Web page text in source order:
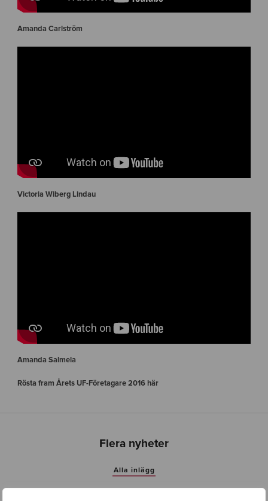
Amanda Carlström
Victoria Wiberg Lindau
Amanda Salmela
Rösta fram Årets UF-Företagare 2016 här
Flera nyheter
Alla inlägg